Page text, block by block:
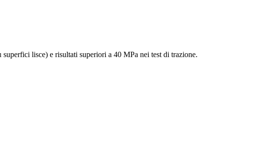
lisce) e risultati superiori a 40 MPa nei test di trazione.